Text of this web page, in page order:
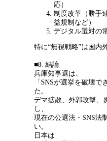
応）
制度改革（勝手
益規制など）
デジタル選対の
特に“無視戦略”は国内
■8. 結論
兵庫知事選は、
「 SNSが選挙を破壊で
た。
デマ拡散、外郭攻撃、
し、
現在の公選法・ SNS法
い。
日本は